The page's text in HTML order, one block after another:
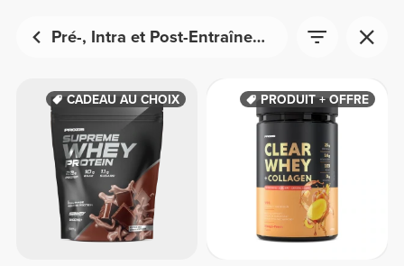
Pré-, Intra et Post-Entraînement
CADEAU AU CHOIX PRODUIT + OFFRE